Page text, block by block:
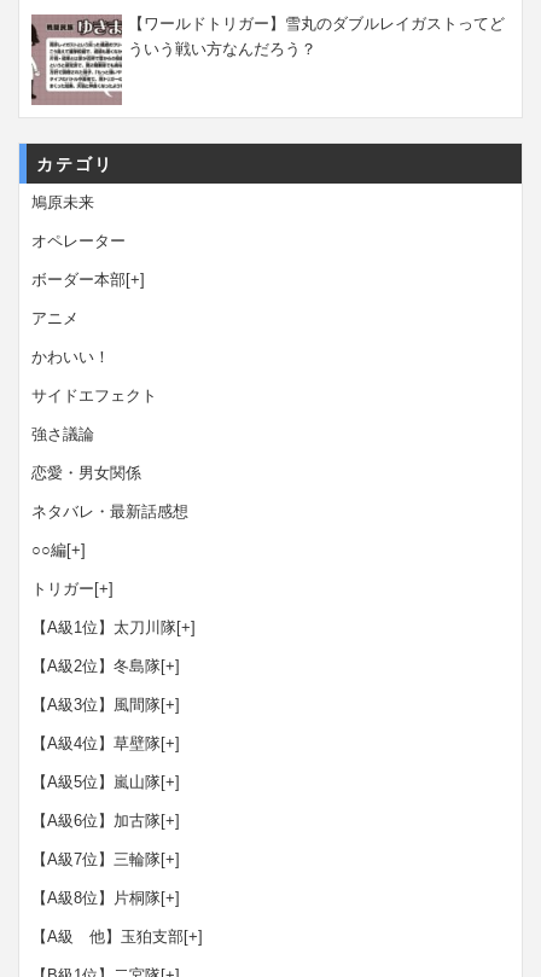
【ワールドトリガー】雪丸のダブルレイガストってど
ういう戦い方なんだろう？
カテゴリ
鳩原未来
オペレーター
ボーダー本部[+]
アニメ
かわいい！
サイドエフェクト
強さ議論
恋愛・男女関係
ネタバレ・最新話感想
○○編[+]
トリガー [+]
【A級1位】太刀川隊[+]
【A級2位】冬島隊[+]
【A級3位】風間隊[+]
【A級4位】草壁隊[+]
【A級5位】嵐山隊[+]
【A級6位】加古隊[+]
【A級7位】三輪隊[+]
【A級8位】片桐隊[+]
【A級 他】玉狛支部[+]